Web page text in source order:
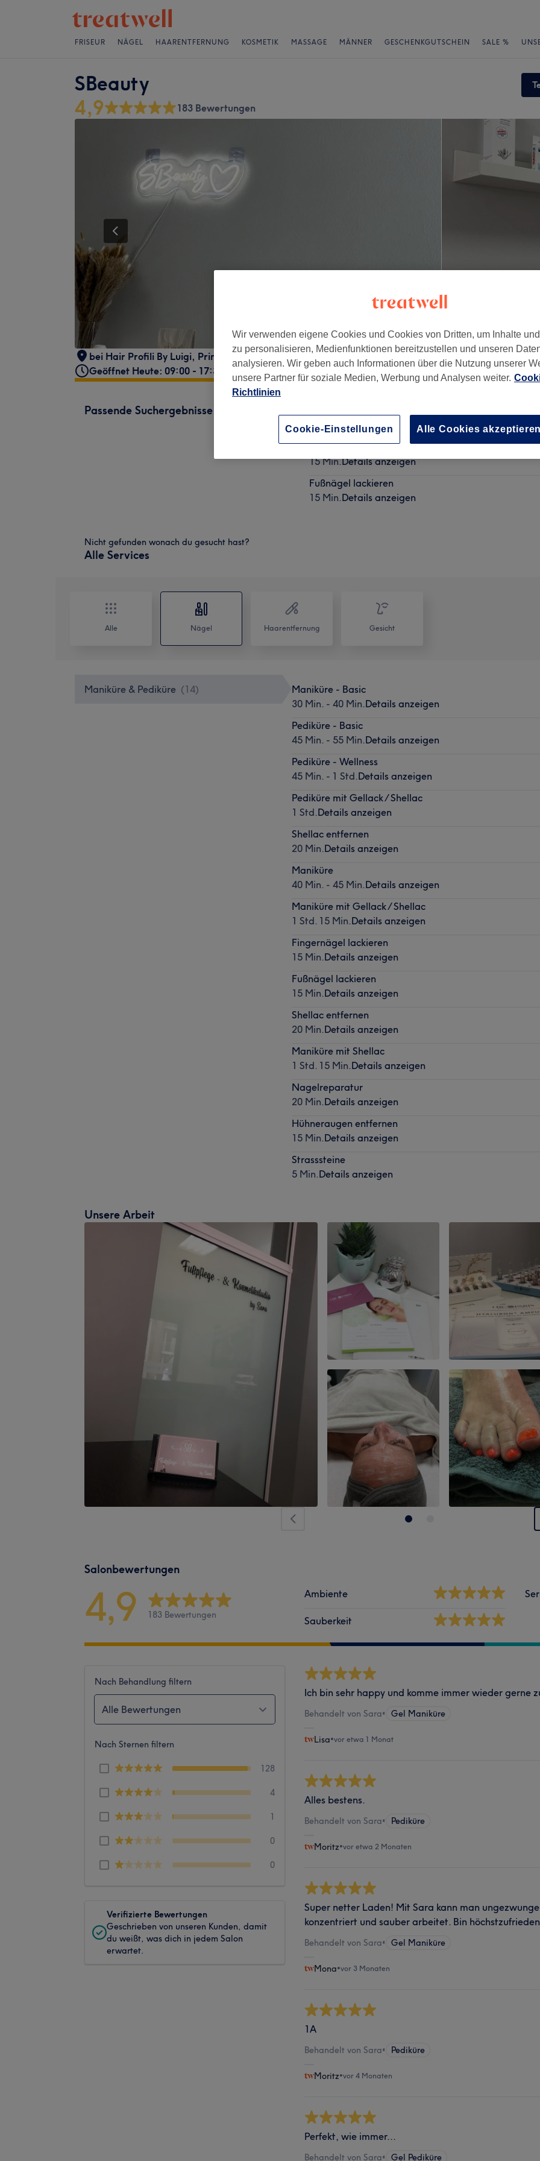
FRISEUR NÄGEL HAARENTFERNUNG KOSMETIK MASSAGE MÄNNER GESCHENKGUTSCHEIN SALE %
SBeauty
4,9 183 Bewertungen
bei Hair Profili By Luigi, Prinzenstraße 9, Dortmund, 44135
Geöffnet Heute: 09:00 - 17:30
Passende Suchergebnisse
5 Min.Details anzeigen
Hühneraugen entfernen
15 Min.Details anzeigen
Fußnägel lackieren
15 Min.Details anzeigen
Nicht gefunden wonach du gesucht hast?
Alle Services
Alle Nägel Haarentfernung Gesicht
Maniküre & Pediküre (14)
Maniküre - Basic
30 Min. - 40 Min.Details anzeigen
Pediküre - Basic
45 Min. - 55 Min.Details anzeigen
Pediküre - Wellness
45 Min. - 1 Std.Details anzeigen
Pediküre mit Gellack / Shellac
1 Std.Details anzeigen
Shellac entfernen
20 Min.Details anzeigen
Maniküre
40 Min. - 45 Min.Details anzeigen
Maniküre mit Gellack / Shellac
1 Std. 15 Min.Details anzeigen
Fingernägel lackieren
15 Min.Details anzeigen
Fußnägel lackieren
15 Min.Details anzeigen
Shellac entfernen
20 Min.Details anzeigen
Maniküre mit Shellac
1 Std. 15 Min.Details anzeigen
Nagelreparatur
20 Min.Details anzeigen
Hühneraugen entfernen
15 Min.Details anzeigen
Strasssteine
5 Min.Details anzeigen
Unsere Arbeit
Salonbewertungen
4,9 183 Bewertungen
Ambiente
Sauberkeit
Nach Behandlung filtern
Alle Bewertungen
Nach Sternen filtern
128
4
1
0
0
Verifizierte Bewertungen
Geschrieben von unseren Kunden, damit
du weißt, was dich in jedem Salon
erwartet.
Ich bin sehr happy und komme immer wieder gerne
Behandelt von Sara• Gel Maniküre
Lisa•vor etwa 1 Monat
Alles bestens.
Behandelt von Sara• Pediküre
Moritz•vor etwa 2 Monaten
Super netter Laden! Mit Sara kann man
konzentriert und sauber arbeitet. Bin
Behandelt von Sara• Gel Maniküre
Mona•vor 3 Monaten
1A
Behandelt von Sara• Pediküre
Moritz•vor 4 Monaten
Perfekt, wie immer...
Behandelt von Sara• Gel Pediküre
Wir verwenden eigene Cookies und Cookies von Dritten, um Inhalte
zu personalisieren, Medienfunktionen bereitzustellen und unseren
analysieren. Wir geben auch Informationen über die Nutzung unserer
unsere Partner für soziale Medien, Werbung und Analysen weiter.
Richtlinien
Cookie-Einstellungen Alle Cookies